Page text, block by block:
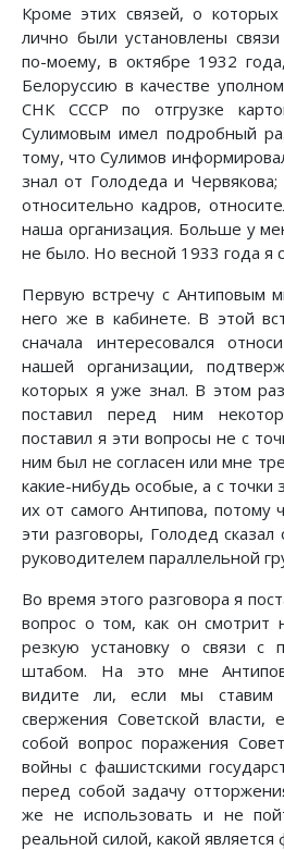
Кроме этих связей, о
лично были установлены
по-моему, в октябре 1932
Белоруссию в качестве
СНК СССР по отгрузке
Сулимовым имел подробный
тому, что Сулимов
знал от Голодеда и Червякова;
относительно кадров,
наша организация. Больше у
не было. Но весной 1933 года я
Первую встречу с Антиповым
него же в кабинете. В этой
сначала интересовался
нашей организации,
которых я уже знал. В этом
поставил перед ним
поставил я эти вопросы не с
ним был не согласен или мне
какие-нибудь особые, а с
их от самого Антипова, потому
эти разговоры, Голодед
руководителем параллельной
Во время этого разговора я
вопрос о том, как он смотрит
резкую установку о связи с
штабом. На это мне
видите ли, если мы ставим
свержения Советской власти,
собой вопрос поражения
войны с фашистскими
перед собой задачу
же не использовать и не
реальной силой, какой